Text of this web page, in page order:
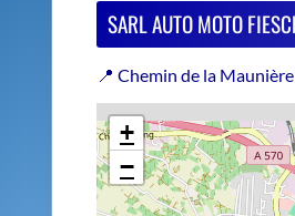
SARL AUTO MOTO
📍 Chemin de la
+
−